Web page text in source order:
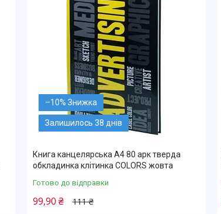
–10%
Залишилось 38 днів
Книга канцелярська А4 80 арк тверда
обкладинка клітинка COLORS жовта
Готово до відправки
111 ₴
99,90 ₴